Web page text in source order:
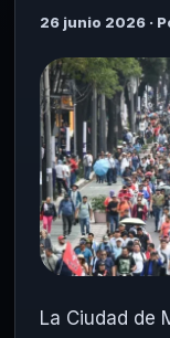
26 junio 2026 ·
La Ciudad de